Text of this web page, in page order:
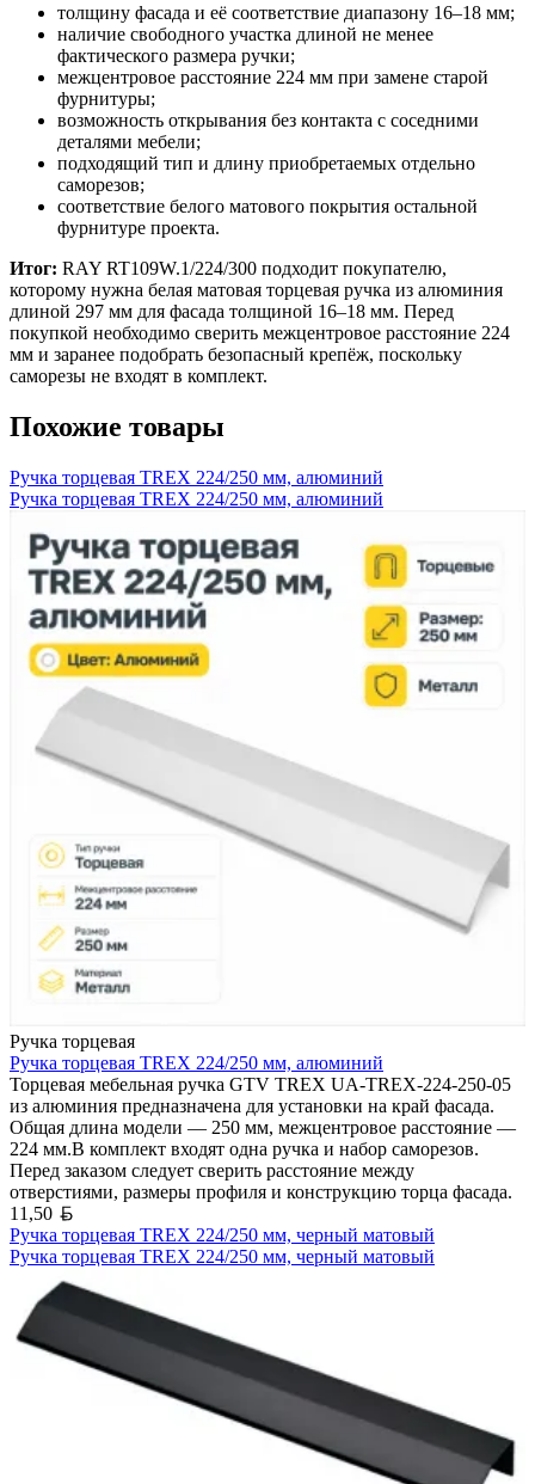
толщину фасада и её соответствие диапазону 16–18 мм;
наличие свободного участка длиной не менее
фактического размера ручки;
межцентровое расстояние 224 мм при замене старой
фурнитуры;
возможность открывания без контакта с соседними
деталями мебели;
подходящий тип и длину приобретаемых отдельно
саморезов;
соответствие белого матового покрытия остальной
фурнитуре проекта.
Итог: RAY RT109W.1/224/300 подходит покупателю,
которому нужна белая матовая торцевая ручка из алюминия
длиной 297 мм для фасада толщиной 16–18 мм. Перед
покупкой необходимо сверить межцентровое расстояние 224
мм и заранее подобрать безопасный крепёж, поскольку
саморезы не входят в комплект.
Похожие товары
Ручка торцевая TREX 224/250 мм, алюминий
Ручка торцевая TREX 224/250 мм, алюминий
Ручка торцевая
Ручка торцевая TREX 224/250 мм, алюминий
Торцевая мебельная ручка GTV TREX UA-TREX-224-250-05
из алюминия предназначена для установки на край фасада.
Общая длина модели — 250 мм, межцентровое расстояние —
224 мм.В комплект входят одна ручка и набор саморезов.
Перед заказом следует сверить расстояние между
отверстиями, размеры профиля и конструкцию торца фасада.
11,50
Ручка торцевая TREX 224/250 мм, черный матовый
Ручка торцевая TREX 224/250 мм, черный матовый